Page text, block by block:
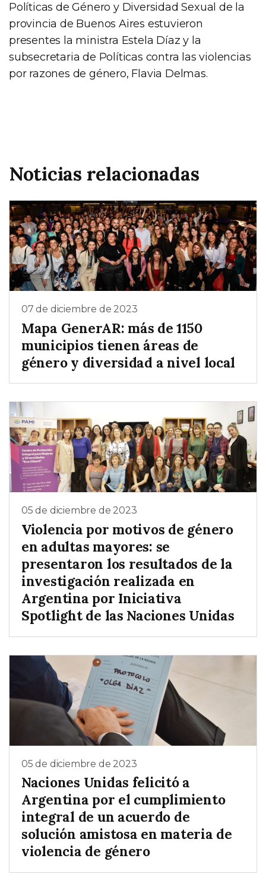
Políticas de Género y Diversidad Sexual de la
provincia de Buenos Aires estuvieron
presentes la ministra Estela Díaz y la
subsecretaria de Políticas contra las violencias
por razones de género, Flavia Delmas.
Noticias relacionadas
07 de diciembre de 2023
Mapa GenerAR: más de 1150
municipios tienen áreas de
género y diversidad a nivel local
05 de diciembre de 2023
Violencia por motivos de género
en adultas mayores: se
presentaron los resultados de la
investigación realizada en
Argentina por Iniciativa
Spotlight de las Naciones Unidas
05 de diciembre de 2023
Naciones Unidas felicitó a
Argentina por el cumplimiento
integral de un acuerdo de
solución amistosa en materia de
violencia de género